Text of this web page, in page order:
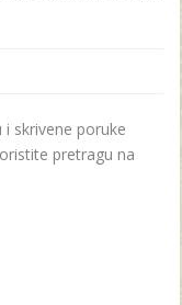
skrivene poruke
pretragu na